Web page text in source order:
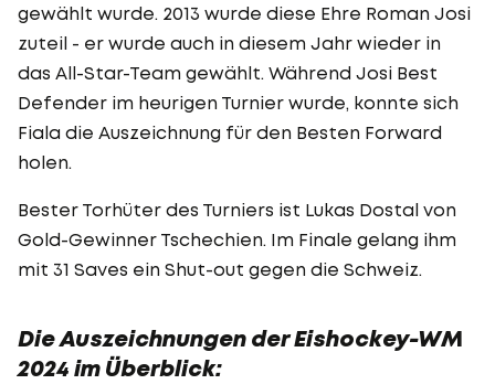
gewählt wurde. 2013 wurde diese Ehre Roman Josi
zuteil - er wurde auch in diesem Jahr wieder in
das All-Star-Team gewählt. Während Josi Best
Defender im heurigen Turnier wurde, konnte sich
Fiala die Auszeichnung für den Besten Forward
holen.
Bester Torhüter des Turniers ist Lukas Dostal von
Gold-Gewinner Tschechien. Im Finale gelang ihm
mit 31 Saves ein Shut-out gegen die Schweiz.
Die Auszeichnungen der Eishockey-WM
2024 im Überblick: